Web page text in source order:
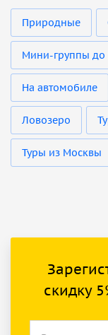
Природные
Мини-группы до
На автомобиле
Ловозеро
Туры из Москвы
скидку